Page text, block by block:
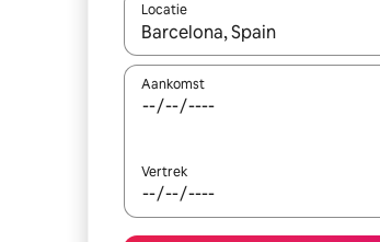
Locatie
Wanneer er resultaten
Aankomst
Vertrek